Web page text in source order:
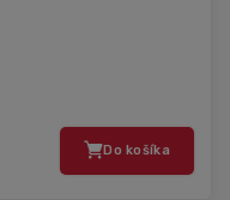
Do košíka